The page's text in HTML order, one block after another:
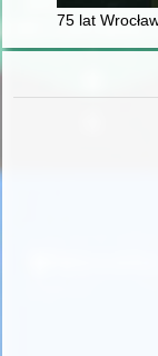
75 lat